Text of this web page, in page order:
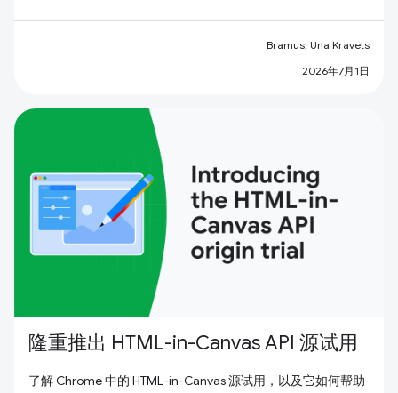
Bramus, Una Kravets
2026年7月1日
隆重推出 HTML-in-Canvas API 源试用
了解 Chrome 中的 HTML-in-Canvas 源试用，以及它如何帮助